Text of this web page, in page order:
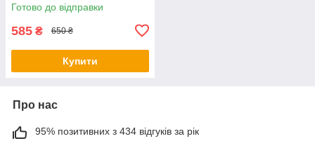
Готово до відправки
585 ₴ 650 ₴
Купити
Про нас
95% позитивних з 434 відгуків за рік